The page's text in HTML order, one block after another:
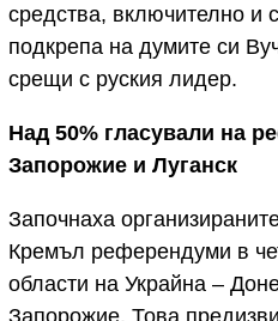
средства, включително и
подкрепа на думите си
срещи с руския лидер.
Над 50% гласували на
Запорожие и Луганск
Започнаха
Кремъл референдуми в
области на Украйна –
Запорожие. Това